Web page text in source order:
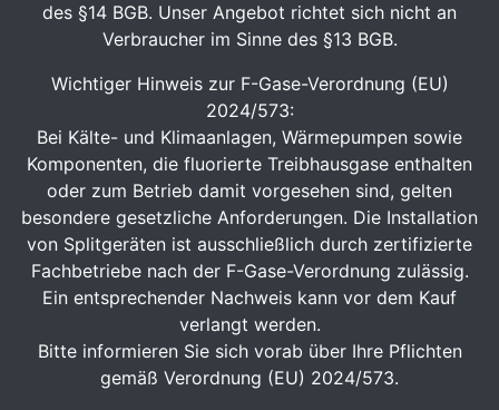
des §14 BGB. Unser Angebot richtet sich nicht an
Verbraucher im Sinne des §13 BGB.
Wichtiger Hinweis zur F-Gase-Verordnung (EU)
2024/573:
Bei Kälte- und Klimaanlagen, Wärmepumpen sowie
Komponenten, die fluorierte Treibhausgase enthalten
oder zum Betrieb damit vorgesehen sind, gelten
besondere gesetzliche Anforderungen. Die Installation
von Splitgeräten ist ausschließlich durch zertifizierte
Fachbetriebe nach der F-Gase-Verordnung zulässig.
Ein entsprechender Nachweis kann vor dem Kauf
verlangt werden.
Bitte informieren Sie sich vorab über Ihre Pflichten
gemäß Verordnung (EU) 2024/573.